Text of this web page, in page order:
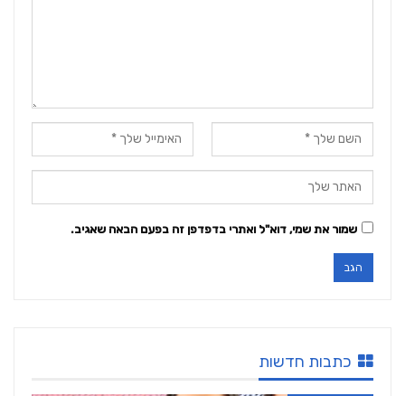
שמור את שמי, דוא"ל ואתרי בדפדפן זה בפעם הבאה שאגיב.
כתבות חדשות